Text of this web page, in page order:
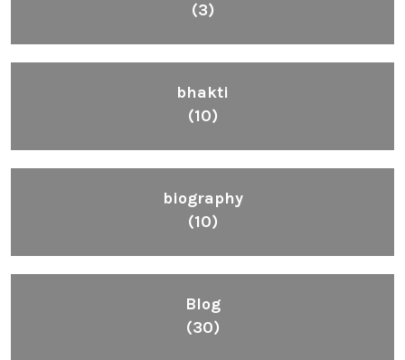
(3)
bhakti
(10)
biography
(10)
Blog
(30)